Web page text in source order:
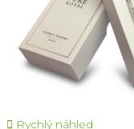
 Rychlý náhled